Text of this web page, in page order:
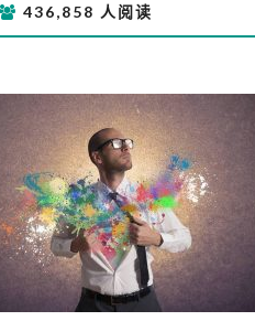
436,858 人阅读